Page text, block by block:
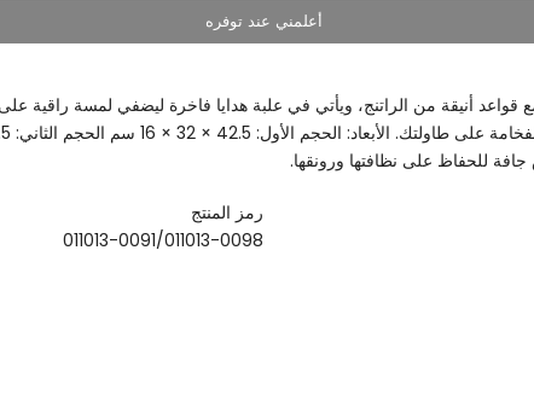
أعلمني عند توفره
أنيقة من الراتنج، ويأتي في علبة هدايا فاخرة ليضفي لمسة راقية على
للحفاظ على نظافتها ورونقها.
رمز المنتج
011013-0091/011013-0098